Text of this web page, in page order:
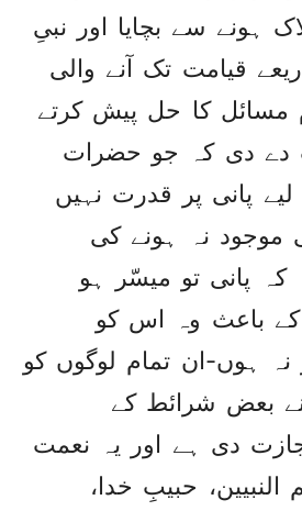
ہونے سے بچایا اور نبیِ
قیامت تک آنے والی
مسائل کا حل پیش کرتے
دے دی کہ جو حضرات
پانی پر قدرت نہیں
موجود نہ ہونے کی
پانی تو میسّر ہو
باعث وہ اس کو
نہ ہوں-ان تمام لوگوں کو
بعض شرائط کے
دی ہے اور یہ نعمت
حبیبِ خدا،